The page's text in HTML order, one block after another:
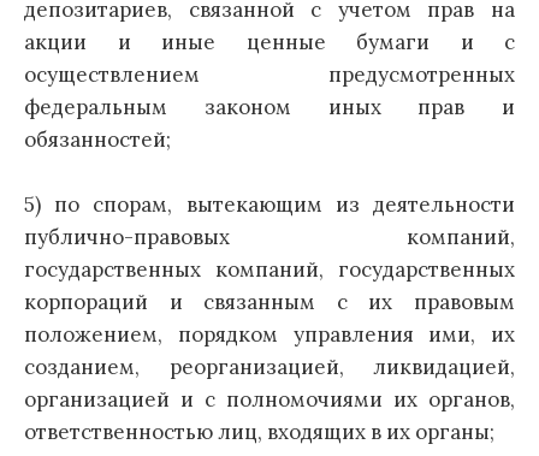
депозитариев, связанной с учетом прав на
акции и иные ценные бумаги и с
осуществлением предусмотренных
федеральным законом иных прав и
обязанностей;
5) по спорам, вытекающим из деятельности
публично-правовых компаний,
государственных компаний, государственных
корпораций и связанным с их правовым
положением, порядком управления ими, их
созданием, реорганизацией, ликвидацией,
организацией и с полномочиями их органов,
ответственностью лиц, входящих в их органы;